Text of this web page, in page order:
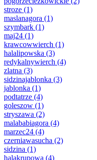
stroze (1)
maslanagora (1)
szymbark (1)
maj24 (1)
krawcowwierch (1)
halalipowska (3)
redykalnywierch (4)
zlatna (3)
sidzinajablonka (3)
jablonka (1)
podtatrze (4)
goleszow (1)
stryszawa (2)
malababiagora (4)
marzec24 (4)
czerniawasucha (2)
sidzina (1)
halakrupowa (4)